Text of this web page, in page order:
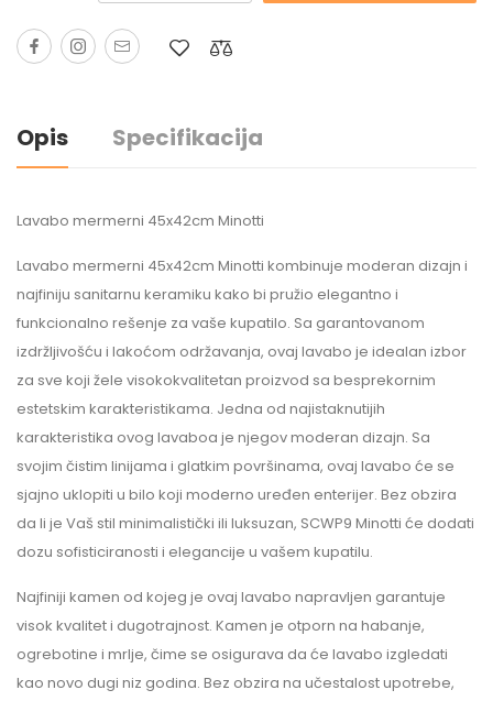
Opis Specifikacija
Lavabo mermerni 45x42cm Minotti
Lavabo mermerni 45x42cm Minotti kombinuje moderan dizajn i
najfiniju sanitarnu keramiku kako bi pružio elegantno i
funkcionalno rešenje za vaše kupatilo. Sa garantovanom
izdržljivošću i lakoćom održavanja, ovaj lavabo je idealan izbor
za sve koji žele visokokvalitetan proizvod sa besprekornim
estetskim karakteristikama. Jedna od najistaknutijih
karakteristika ovog lavaboa je njegov moderan dizajn. Sa
svojim čistim linijama i glatkim površinama, ovaj lavabo će se
sjajno uklopiti u bilo koji moderno uređen enterijer. Bez obzira
da li je Vaš stil minimalistički ili luksuzan, SCWP9 Minotti će dodati
dozu sofisticiranosti i elegancije u vašem kupatilu.
Najfiniji kamen od kojeg je ovaj lavabo napravljen garantuje
visok kvalitet i dugotrajnost. Kamen je otporn na habanje,
ogrebotine i mrlje, čime se osigurava da će lavabo izgledati
kao novo dugi niz godina. Bez obzira na učestalost upotrebe,